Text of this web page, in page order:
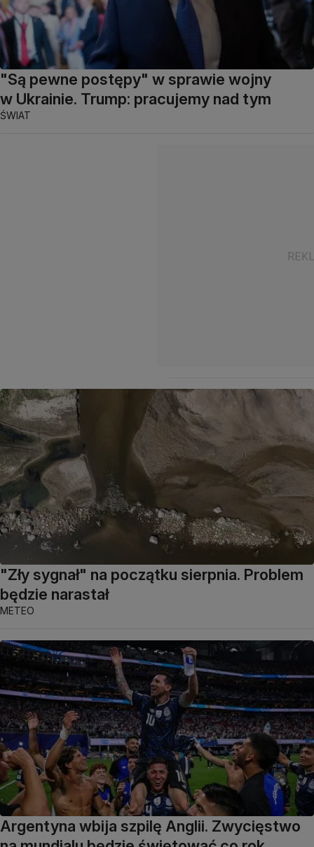
"Są pewne postępy" w sprawie wojny
w Ukrainie. Trump: pracujemy nad tym
ŚWIAT
"Zły sygnał" na początku sierpnia. Problem
będzie narastał
METEO
Argentyna wbija szpilę Anglii. Zwycięstwo